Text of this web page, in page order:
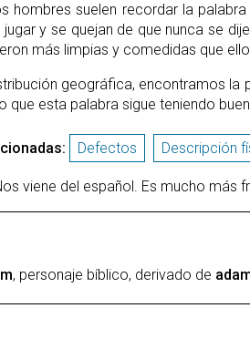
hombres suelen recordar la palabra
y se quejan de que nunca se
más limpias y comedidas que
geográfica, encontramos la
que esta palabra sigue teniendo
Defectos Descripción
viene del español. Es mucho más
, personaje bíblico, derivado de